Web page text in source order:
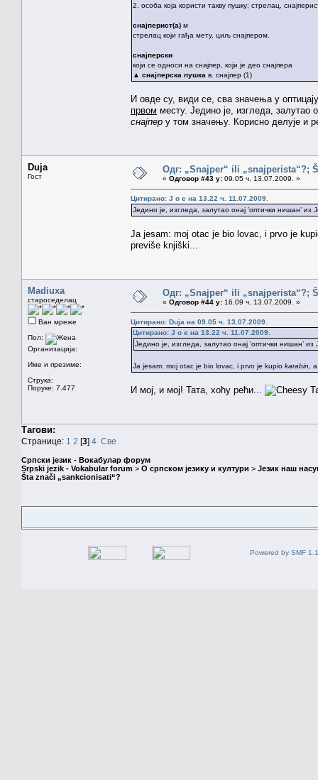
2. особа која користи такву пушку; стрелац,
снајперист(а) м
стрелац који гађа мету, циљ снајпером.
снајперски
који се односи на снајпер, који је део снајпера
▲ снајперска пушка в. снајпер (1)
И овде су, види се, сва значења у
првом месту. Једино је, изгледа, залутао
снајпер у том значењу. Корисно делује и
Duja
Гост
Одг: „Snajper“ ili „snajperista“?;
« Одговор #43 у: 09.05 ч. 13.07.2009. »
Цитирано: J o e на 13.22 ч. 11.07.2009.
Једино је, изгледа, залутао онај ’оптички нишан’
Ja jesam: moj otac je bio lovac, i prvo je
previše knjiški...
Madiuxa
староседелац
Ван мреже
Пол:
Организација:
Име и презиме:
Струка:
Поруке: 7.477
Одг: „Snajper“ ili „snajperista“?;
« Одговор #44 у: 16.09 ч. 13.07.2009. »
Цитирано: Duja на 09.05 ч. 13.07.2009.
Цитирано: J o e на 13.22 ч. 11.07.2009.
Једино је, изгледа, залутао онај ’оптички нишан’
Ja jesam: moj otac je bio lovac, i prvo je kupio karabin ,
И мој, и мој! Тата, хоћу рећи...
Тагови:
Странице: 1 2 [3] 4 Све
Српски језик - Вокабулар форум
Srpski jezik - Vokabular forum > О српском језику и култури > Језик наш
Šta znači „sankcionisati“?
Powered by SMF